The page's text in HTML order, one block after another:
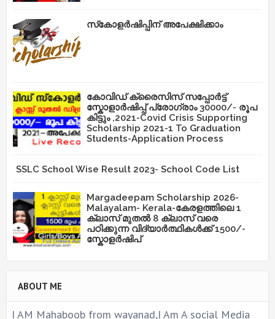
സ്‌കോളർഷിപ്പിന് അപേക്ഷിക്കാം
കോവിഡ് ക്രൈസിസ് സപ്പോർട്ട്
സ്കോളാർഷിപ്പ് പ്രോഗ്രാം 30000/- രൂപ
കിട്ടും ,2021-Covid Crisis Supporting
Scholarship 2021-1 To Graduation
Students-Application Process
SSLC School Wise Result 2023- School Code List
Margadeepam Scholarship 2026-
Malayalam- Kerala-കേരളത്തിലെ 1
ക്ലാസ് മുതൽ 8 ക്ലാസ് വരെ
പഠിക്കുന്ന വിദ്യാർത്ഥികൾക്ക് 1500/-
സ്കോളർഷിപ്
ABOUT ME
I AM Mahaboob from wayanad,I Am A social Media